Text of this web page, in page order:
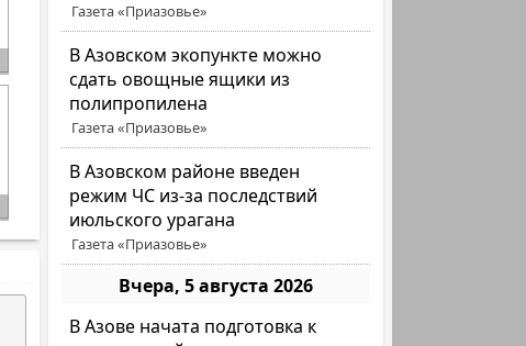
Газета «Приазовье»
В Азовском экопункте можно
сдать овощные ящики из
полипропилена
Газета «Приазовье»
В Азовском районе введен
режим ЧС из-за последствий
июльского урагана
Газета «Приазовье»
Вчера, 5 августа 2026
В Азове начата подготовка к